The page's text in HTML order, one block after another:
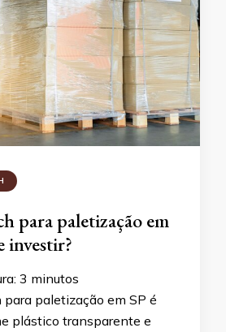
para paletização em
investir?
3 minutos
paletização em SP é
plástico transparente e